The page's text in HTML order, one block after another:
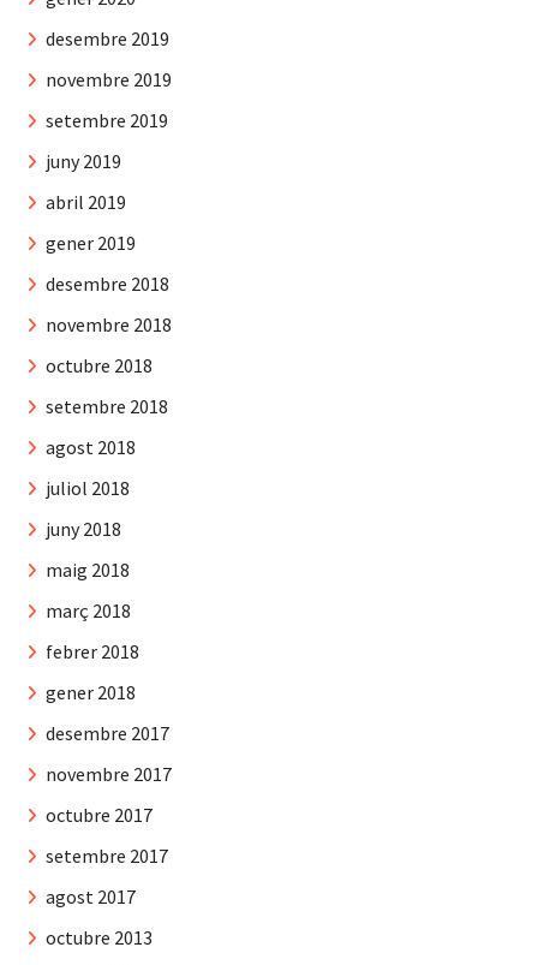
desembre 2019
novembre 2019
setembre 2019
juny 2019
abril 2019
gener 2019
desembre 2018
novembre 2018
octubre 2018
setembre 2018
agost 2018
juliol 2018
juny 2018
maig 2018
març 2018
febrer 2018
gener 2018
desembre 2017
novembre 2017
octubre 2017
setembre 2017
agost 2017
octubre 2013